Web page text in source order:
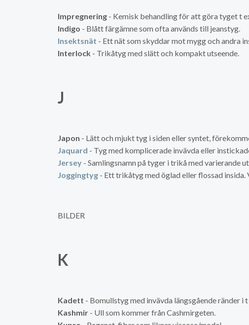
Impregnering - Kemisk behandling för att göra tyget t
Indigo - Blått färgämne som ofta används till jeanstyg.
Insektsnät - Ett nät som skyddar mot mygg och andra
Interlock - Trikåtyg med slätt och kompakt utseende.
J
Japon - Lätt och mjukt tyg i siden eller syntet,
Jaquard - Tyg med komplicerade invävda eller
Jersey - Samlingsnamn på tyger i trikå med varierande
Joggingtyg - Ett trikåtyg med öglad eller flossad
BILDER
K
Kadett - Bomullstyg med invävda längsgående
Kashmir - Ull som kommer från Cashmirgeten.